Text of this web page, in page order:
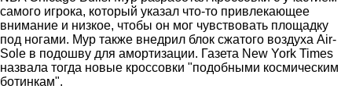
самого игрока, который указал что-то привлекающее
внимание и низкое, чтобы он мог чувствовать площадку
под ногами. Мур также внедрил блок сжатого воздуха Air-
Sole в подошву для амортизации. Газета New York Times
назвала тогда новые кроссовки "подобными космическим
ботинкам".